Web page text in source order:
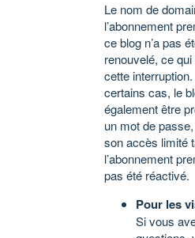
Le nom de
l’abonnement
ce blog n’a pas
renouvelé, ce
cette
certains cas, le
également être
un mot de
son accès limité
l’abonnement
pas été réactivé.
Pour les
Si vous